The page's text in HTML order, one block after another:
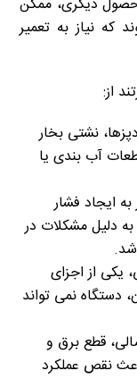
که نیاز به تعمیر
از:
نشتی بخار
آب بندی یا
به ایجاد فشار
دلیل مشکلات در
یکی از اجزای
دستگاه نمی تواند
قطع برق و
نقص عملکرد